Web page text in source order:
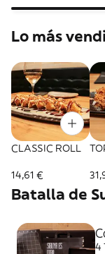
Lo más
CLASSIC ROLL
14,61 €
Batalla de
4